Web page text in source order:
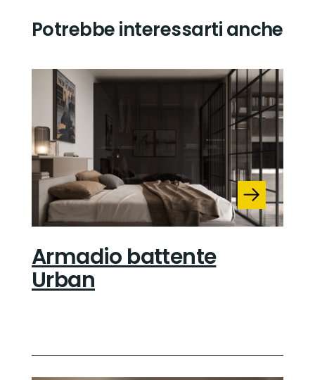
Potrebbe interessarti anche
Armadio battente
Urban